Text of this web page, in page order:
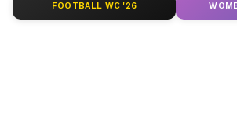
ಆಯ್ಕೆ ಮಾಡಿಕೊಳ್ಳಿ
FOOTBALL WC '26